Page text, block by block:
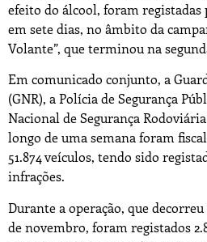
efeito do álcool, foram registadas
em sete dias, no âmbito da
Volante”, que terminou na
Em comunicado conjunto, a
(GNR), a Polícia de Segurança
Nacional de Segurança
longo de uma semana foram
51.874 veículos, tendo sido
infrações.
Durante a operação, que
de novembro, foram registados